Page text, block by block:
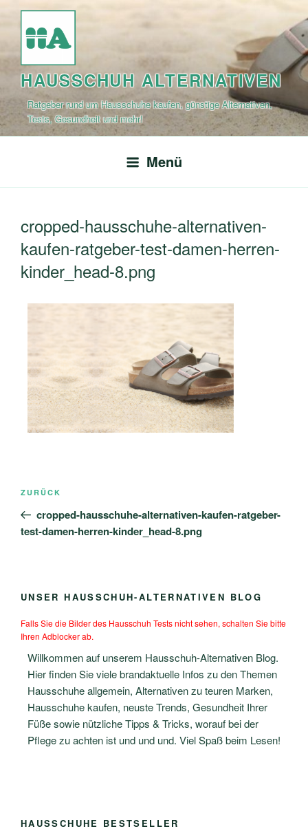
springen
HAUSSCHUH ALTERNATIVEN
Ratgeber rund um Hausschuhe kaufen, günstige Alternativen,
Tests, Gesundheit und mehr!
Menü
cropped-hausschuhe-alternativen-
kaufen-ratgeber-test-damen-herren-
kinder_head-8.png
Beitragsnavigation
Vorheriger
Beitrag
ZURÜCK
cropped-hausschuhe-alternativen-kaufen-ratgeber-
test-damen-herren-kinder_head-8.png
UNSER HAUSSCHUH-ALTERNATIVEN BLOG
Falls Sie die Bilder des Hausschuh Tests nicht sehen, schalten Sie bitte
Ihren Adblocker ab.
Willkommen auf unserem Hausschuh-Alternativen Blog.
Hier finden Sie viele brandaktuelle Infos zu den Themen
Hausschuhe allgemein, Alternativen zu teuren Marken,
Hausschuhe kaufen, neuste Trends, Gesundheit Ihrer
Füße sowie nützliche Tipps & Tricks, worauf bei der
Pflege zu achten ist und und und. Viel Spaß beim Lesen!
HAUSSCHUHE BESTSELLER